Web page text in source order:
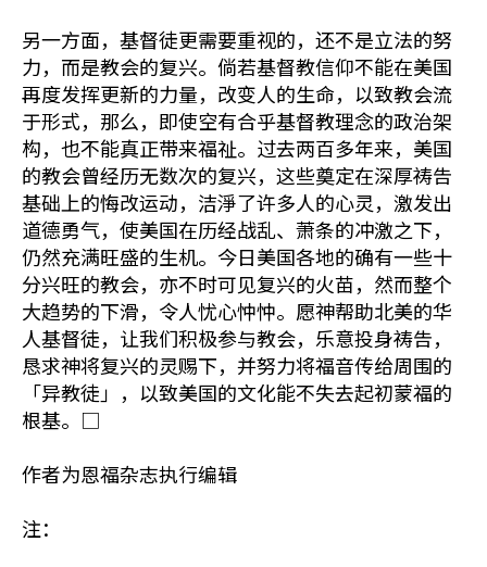
另一方面，基督徒更需要重视的，还不是立法的努
力，而是教会的复兴。倘若基督教信仰不能在美国
再度发挥更新的力量，改变人的生命，以致教会流
于形式，那么，即使空有合乎基督教理念的政治架
构，也不能真正带来福祉。过去两百多年来，美国
的教会曾经历无数次的复兴，这些奠定在深厚祷告
基础上的悔改运动，洁淨了许多人的心灵，激发出
道德勇气，使美国在历经战乱、萧条的冲激之下，
仍然充满旺盛的生机。今日美国各地的确有一些十
分兴旺的教会，亦不时可见复兴的火苗，然而整个
大趋势的下滑，令人忧心忡忡。愿神帮助北美的华
人基督徒，让我们积极参与教会，乐意投身祷告，
恳求神将复兴的灵赐下，并努力将福音传给周围的
「异教徒」，以致美国的文化能不失去起初蒙福的
根基。□
作者为恩福杂志执行编辑
注：